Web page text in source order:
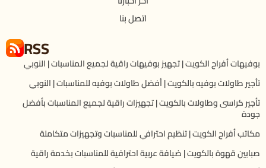
اتصل بنا
RSS
بوفيهات أفراح الكويت | تجهيز بوفيهات راقية لجميع المناسبات | النوبي
تأجير طاولات بوفيه بالكويت | أفضل طاولات بوفيه للمناسبات | النوبي
تأجير كراسى وطاولات بالكويت | تجهيزات راقية لجميع المناسبات بأفضل
جودة
مكاتب أفراح الكويت | تنظيم احترافي للمناسبات وتجهيزات متكاملة
صبابين قهوة بالكويت | ضيافة عربية احترافية للمناسبات بخدمة راقية